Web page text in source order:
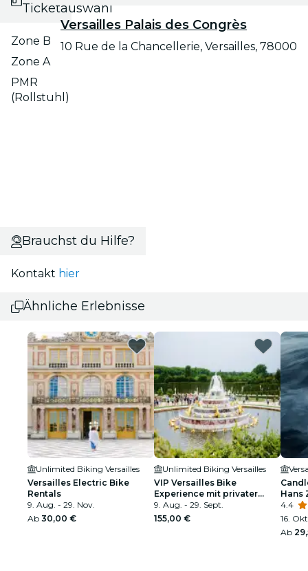
Ticketauswahl
Zone B
Zone A
PMR
(Rollstuhl)
Versailles Palais des Congrès
10 Rue de la Chancellerie, Versailles, 78000
Brauchst du Hilfe?
Kontakt hier
Ähnliche Erlebnisse
Unlimited Biking Versailles
Versailles Electric Bike
Rentals
9. Aug. - 29. Nov.
Ab 30,00 €
Unlimited Biking Versailles
VIP Versailles Bike
Experience mit privater
Königspalast-Tour
9. Aug. - 29. Sept.
155,00 €
Hans
4.4
16.
Ab